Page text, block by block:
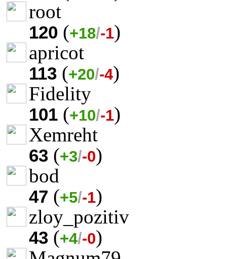
root
120 (+18/-1)
apricot
113 (+20/-4)
Fidelity
101 (+10/-1)
Xemreht
63 (+3/-0)
bod
47 (+5/-1)
zloy_pozitiv
43 (+4/-0)